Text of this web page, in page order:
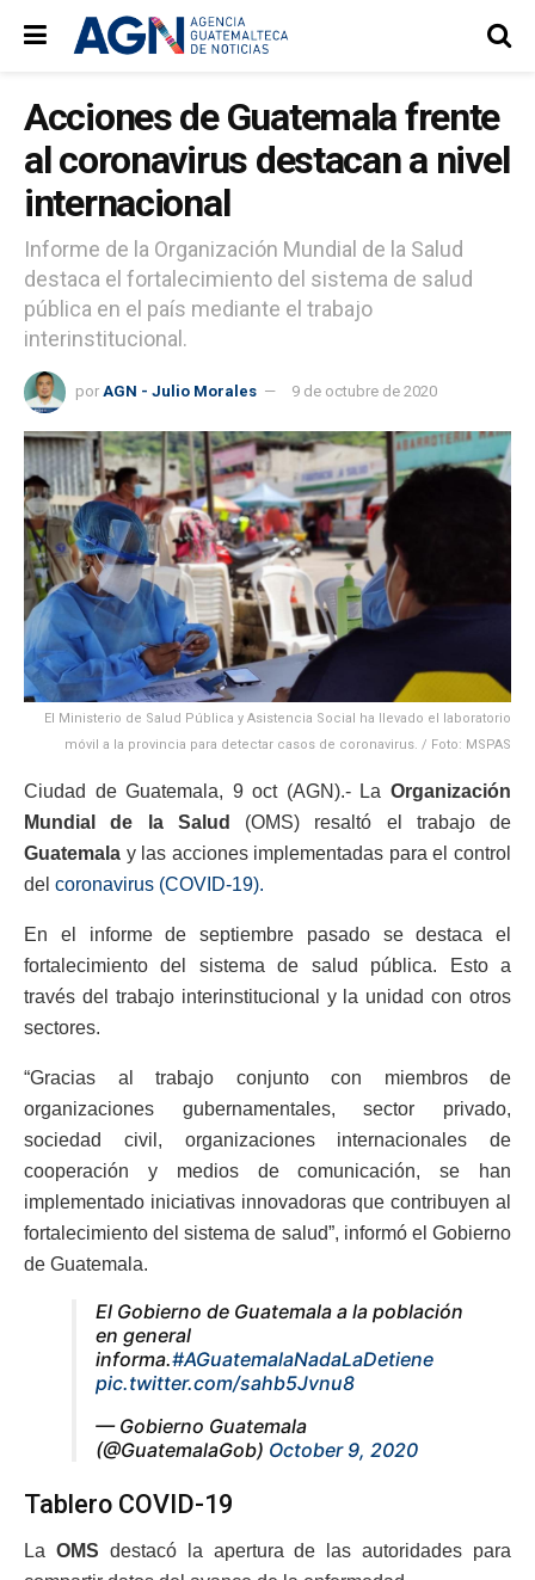
Acciones de Guatemala frente
al coronavirus destacan a nivel
internacional
Informe de la Organización Mundial de la Salud
destaca el fortalecimiento del sistema de salud
pública en el país mediante el trabajo
interinstitucional.
por AGN - Julio Morales 9 de octubre de 2020
El Ministerio de Salud Pública y Asistencia Social ha llevado el laboratorio
móvil a la provincia para detectar casos de coronavirus. / Foto: MSPAS
Ciudad de Guatemala, 9 oct (AGN).- La Organización
Mundial de la Salud
(OMS) resaltó el trabajo de
Guatemala y las acciones implementadas para el control
del coronavirus (COVID-19).
En el informe de septiembre pasado se destaca el
fortalecimiento del sistema de salud pública. Esto a
través del trabajo interinstitucional y la unidad con otros
sectores.
“Gracias al trabajo conjunto con miembros de
organizaciones gubernamentales, sector privado,
sociedad civil, organizaciones internacionales de
cooperación y medios de comunicación, se han
implementado iniciativas innovadoras que contribuyen al
fortalecimiento del sistema de salud”, informó el Gobierno
de Guatemala.
El Gobierno de Guatemala a la población
en general
informa.#AGuatemalaNadaLaDetiene
pic.twitter.com/sahb5Jvnu8
— Gobierno Guatemala
(@GuatemalaGob) October 9, 2020
Tablero COVID-19
La OMS destacó la apertura de las autoridades para